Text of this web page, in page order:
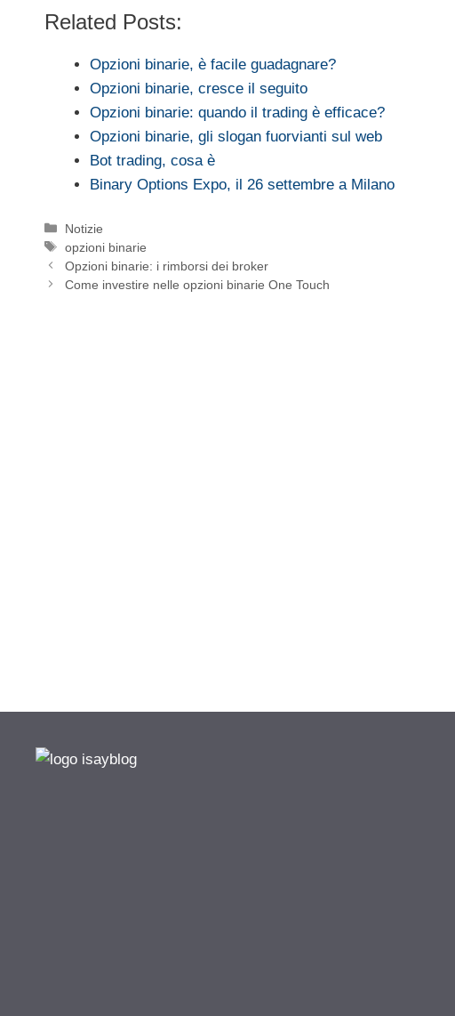
Related Posts:
Opzioni binarie, è facile guadagnare?
Opzioni binarie, cresce il seguito
Opzioni binarie: quando il trading è efficace?
Opzioni binarie, gli slogan fuorvianti sul web
Bot trading, cosa è
Binary Options Expo, il 26 settembre a Milano
Categorie
Notizie
Tag
opzioni binarie
Opzioni binarie: i rimborsi dei broker
Come investire nelle opzioni binarie One Touch